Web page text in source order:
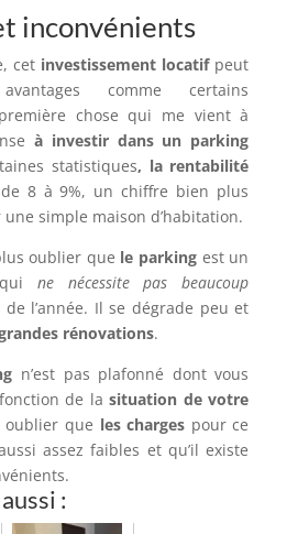
inconvénients
cet investissement locatifpeut
comme certains
chose qui me vient à
à investir dans un parking
statistiques, la rentabilité
8 à 9%, un chiffre bien plus
simple maison d’habitation.
oublier que le parking est un
ne nécessite pas beaucoup
l’année. Il se dégrade peu et
rénovations.
n’est pas plafonné dont vous
de lasituation de votre
que les charges pour ce
assez faibles et qu’il existe
: